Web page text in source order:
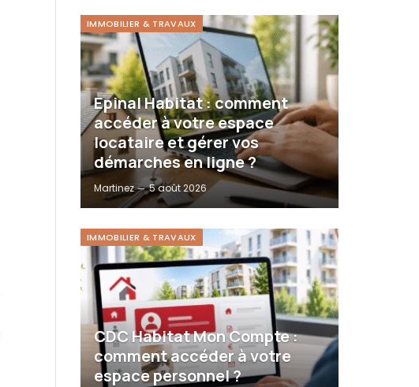
IMMOBILIER & TRAVAUX
Epinal Habitat : comment
accéder à votre espace
locataire et gérer vos
démarches en ligne ?
Martinez 5 août 2026
IMMOBILIER & TRAVAUX
CDC Habitat Mon Compte :
comment accéder à votre
espace personnel ?